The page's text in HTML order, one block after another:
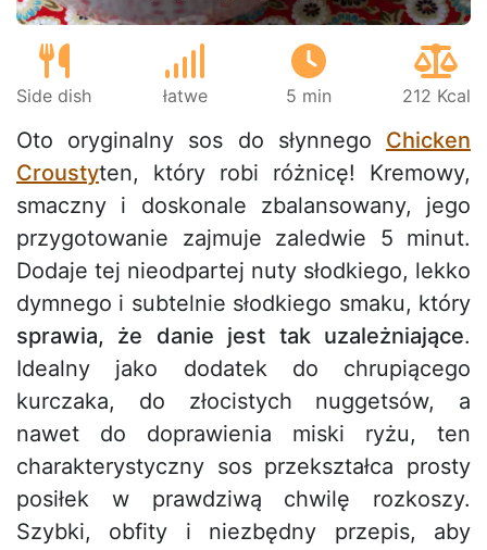
Side dish łatwe 5 min 212 Kcal
Oto oryginalny sos do słynnego Chicken
Croustyten, który robi różnicę! Kremowy,
smaczny i doskonale zbalansowany, jego
przygotowanie zajmuje zaledwie 5 minut.
Dodaje tej nieodpartej nuty słodkiego, lekko
dymnego i subtelnie słodkiego smaku, który
sprawia, że danie jest tak uzależniające.
Idealny jako dodatek do chrupiącego
kurczaka, do złocistych nuggetsów, a
nawet do doprawienia miski ryżu, ten
charakterystyczny sos przekształca prosty
posiłek w prawdziwą chwilę rozkoszy.
Szybki, obfity i niezbędny przepis, aby